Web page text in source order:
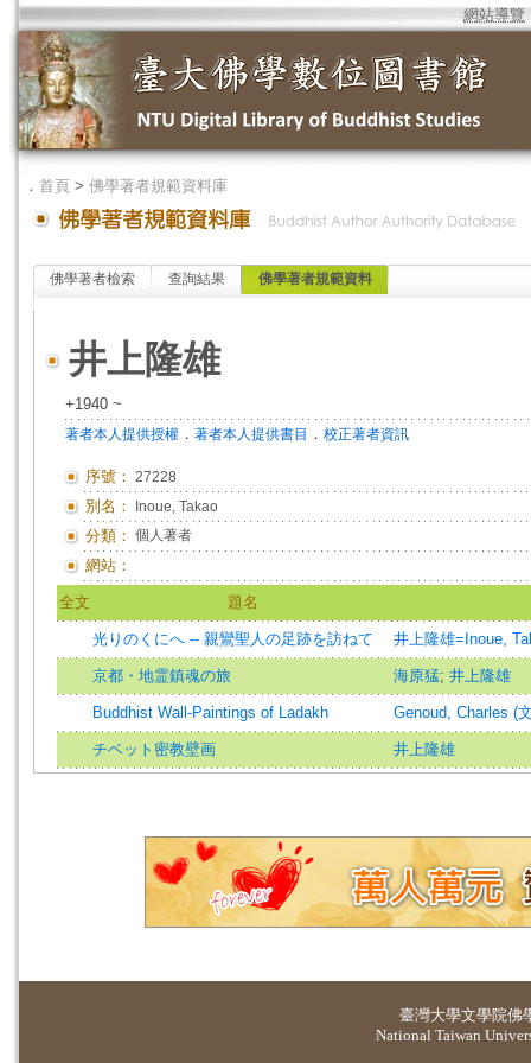
網站導覽
． 首頁 > 佛學著者規範資料庫
佛學著者檢索 查詢結果 佛學著者規範資料
井上隆雄
+1940 ~
著者本人提供授權 ． 著者本人提供書目 ． 校正著者資訊
序號： 27228
別名： Inoue, Takao
分類： 個人著者
網站：
全文 題名
光りのくにへ -- 親鸞聖人の足跡を訪ねて 井上隆雄=Inoue,
京都・地霊鎮魂の旅 海原猛; 井上隆雄
Buddhist Wall-Paintings of Ladakh Genoud, Charles (
チベット密教壁画 井上隆雄
臺灣大學文學院佛
National Taiwan